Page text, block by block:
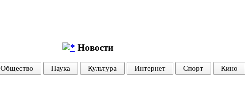
Новости
Общество Наука Культура Интернет Спорт Кино